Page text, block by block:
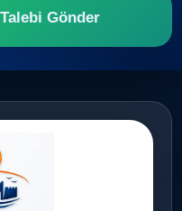
Gönder